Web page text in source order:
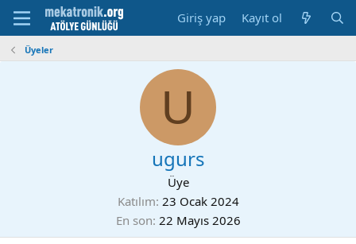
Giriş yap Kayıt ol
Üyeler
U
ugurs
Üye
Katılım 23 Ocak 2024
En son 22 Mayıs 2026